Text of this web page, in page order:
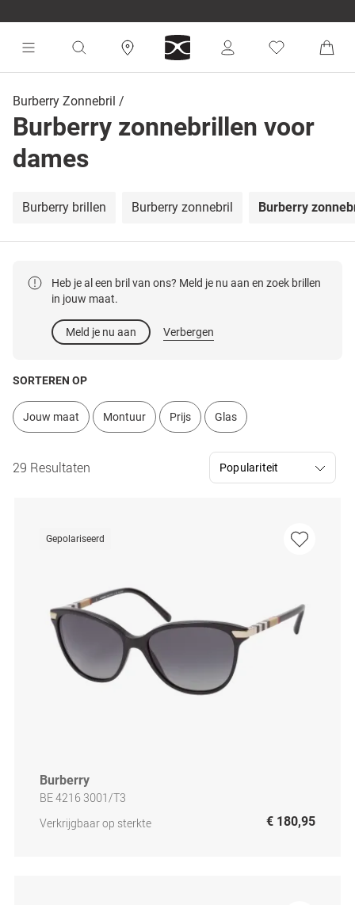
Burberry Zonnebril
Burberry zonnebrillen voor
dames
Burberry brillen Burberry zonnebril Burberry
Heb je al een bril van ons? Meld je nu aan en zoek brillen
in jouw maat.
Meld je nu aan Verbergen
SORTEREN OP
Jouw maat Montuur Prijs Glas
29 Resultaten
Gepolariseerd
Burberry
BE 4216 3001/T3
Verkrijgbaar op sterkte
€ 180,95